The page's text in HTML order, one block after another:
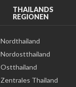
THAILANDS
REGIONEN
Nordthailand
Nordostthailand
Ostthailand
Zentrales Thailand